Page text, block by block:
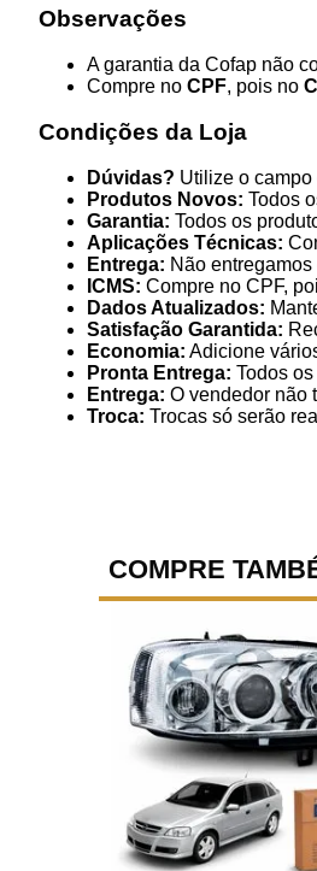
Observações
A garantia da Cofap não
Compre no CPF, pois no
Condições da Loja
Dúvidas? Utilize o campo
Produtos Novos: Todos
Garantia: Todos os
Aplicações Técnicas:
Entrega: Não
ICMS: Compre no CPF,
Dados Atualizados:
Satisfação Garantida:
Economia: Adicione
Pronta Entrega: Todos
Entrega: O vendedor não
Troca: Trocas só serão
COMPRE